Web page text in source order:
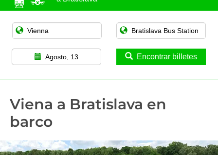
Agosto, 13 Encontrar billetes
Viena a Bratislava en
barco